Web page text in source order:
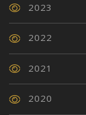
2023
2022
2021
2020